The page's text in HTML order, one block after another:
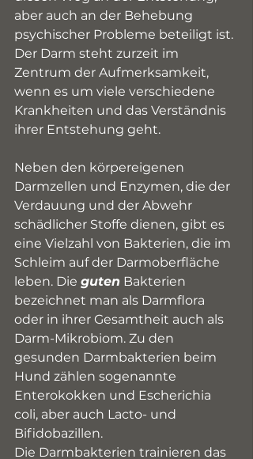
aber auch an der Behebung
psychischer Probleme beteiligt ist.
Der Darm steht zurzeit im
Zentrum der Aufmerksamkeit,
wenn es um viele verschiedene
Krankheiten und das Verständnis
ihrer Entstehung geht.
Neben den körpereigenen
Darmzellen und Enzymen, die der
Verdauung und der Abwehr
schädlicher Stoffe dienen, gibt es
eine Vielzahl von Bakterien, die im
Schleim auf der Darmoberfläche
leben. Die guten Bakterien
bezeichnet man als Darmflora
oder in ihrer Gesamtheit auch als
Darm-Mikrobiom. Zu den
gesunden Darmbakterien beim
Hund zählen sogenannte
Enterokokken und Escherichia
coli, aber auch Lacto- und
Bifidobazillen.
Die Darmbakterien trainieren das